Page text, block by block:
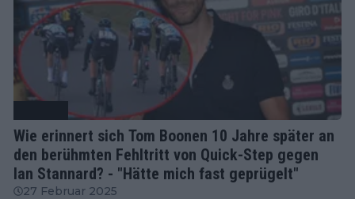
Wie erinnert sich Tom Boonen 10 Jahre später an
den berühmten Fehltritt von Quick-Step gegen
Ian Stannard? - "Hätte mich fast geprügelt"
27 Februar 2025